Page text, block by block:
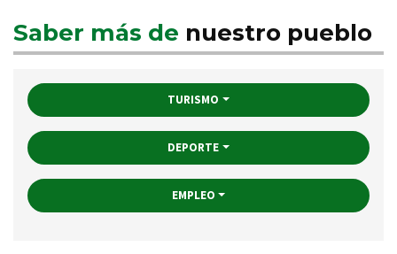
Saber más de nuestro pueblo
TURISMO
DEPORTE
EMPLEO